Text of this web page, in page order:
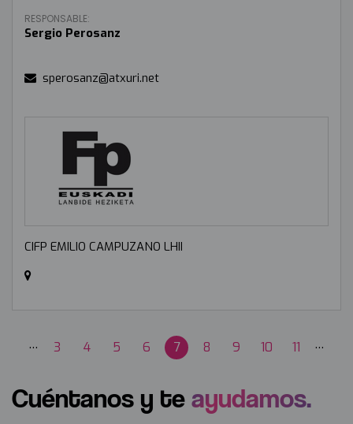
RESPONSABLE:
Sergio Perosanz
sperosanz@atxuri.net
CIFP EMILIO CAMPUZANO LHII
… Página
3 Página
4 Página
5 Página
6
Página
7 Página
8 Página
9 Página
10 Página
11 …
Cuéntanos y teayudamos.